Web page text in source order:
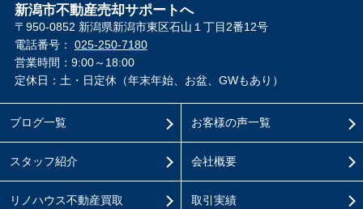
新潟市不動産売却サポートへ
〒950-0852 新潟県新潟市東区石山１丁目2番12号
電話番号： 025-250-7180
営業時間：9:00～18:00
定休日：土・日定休（年末年始、お盆、GWもあり）
ブログ一覧
スタッフ紹介
リノハウス不動産買取
お客様の声一覧
会社概要
取引実績